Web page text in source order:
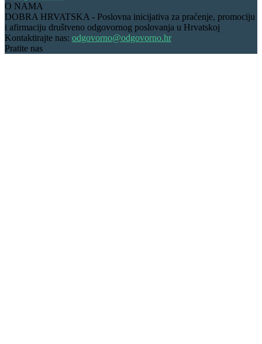
O NAMA
DOBRA HRVATSKA - Poslovna inicijativa za praćenje, promociju
i afirmaciju društveno odgovornog poslovanja u Hrvatskoj
Kontaktirajte nas: odgovorno@odgovorno.hr
Pratite nas